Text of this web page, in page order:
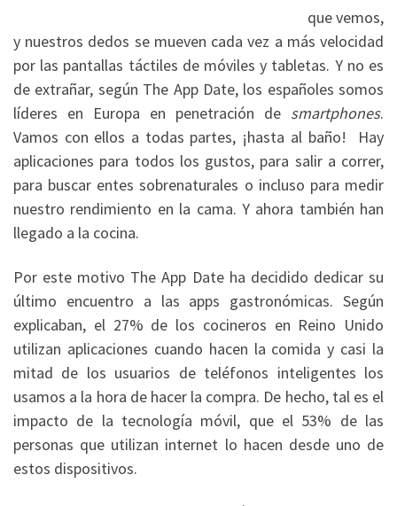
que vemos,
y nuestros dedos se mueven cada vez a más velocidad
por las pantallas táctiles de móviles y tabletas. Y no es
de extrañar, según The App Date, los españoles somos
líderes en Europa en penetración de smartphones.
Vamos con ellos a todas partes, ¡hasta al baño! Hay
aplicaciones para todos los gustos, para salir a correr,
para buscar entes sobrenaturales o incluso para medir
nuestro rendimiento en la cama. Y ahora también han
llegado a la cocina.
Por este motivo The App Date ha decidido dedicar su
último encuentro a las apps gastronómicas. Según
explicaban, el 27% de los cocineros en Reino Unido
utilizan aplicaciones cuando hacen la comida y casi la
mitad de los usuarios de teléfonos inteligentes los
usamos a la hora de hacer la compra. De hecho, tal es el
impacto de la tecnología móvil, que el 53% de las
personas que utilizan internet lo hacen desde uno de
estos dispositivos.